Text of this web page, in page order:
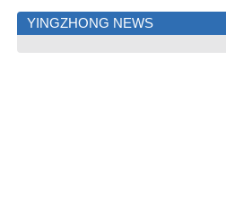
YINGZHONG NEWS